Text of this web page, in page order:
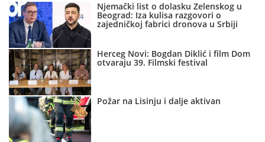
Njemački list o dolasku Zelenskog u
Beograd: Iza kulisa razgovori o
zajedničkoj fabrici dronova u Srbiji
Herceg Novi: Bogdan Diklić i film Dom
otvaraju 39. Filmski festival
Požar na Lisinju i dalje aktivan